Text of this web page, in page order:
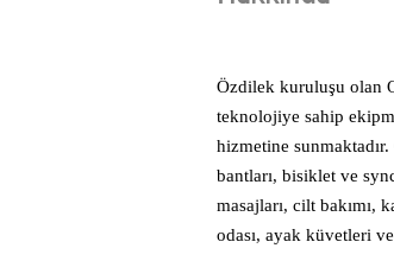
Özdilek kuruluşu olan
teknolojiye sahip
hizmetine
bantları, bisiklet ve
masajları, cilt bakımı,
odası, ayak küvetleri